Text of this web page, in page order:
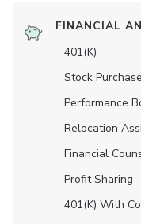
FINANCIAL
401(K)
Stock
Performance
Relocation
Financial
Profit Sharing
401(K) With